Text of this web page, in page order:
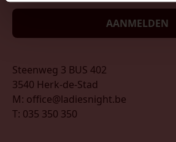
AANMELDEN
Steenweg 3 BUS 402
3540 Herk-de-Stad
M: office@ladiesnight.be
T: 035 350 350